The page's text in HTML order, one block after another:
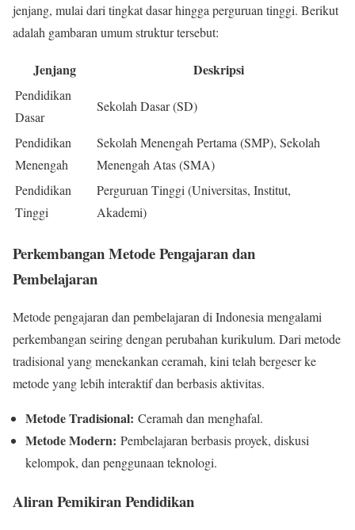
jenjang, mulai dari tingkat dasar hingga perguruan tinggi. Berikut
adalah gambaran umum struktur tersebut:
Jenjang Deskripsi
Pendidikan
Dasar
Sekolah Dasar (SD)
Pendidikan
Menengah
Sekolah Menengah Pertama (SMP), Sekolah
Menengah Atas (SMA)
Pendidikan
Tinggi
Perguruan Tinggi (Universitas, Institut,
Akademi)
Perkembangan Metode Pengajaran dan
Pembelajaran
Metode pengajaran dan pembelajaran di Indonesia mengalami
perkembangan seiring dengan perubahan kurikulum. Dari metode
tradisional yang menekankan ceramah, kini telah bergeser ke
metode yang lebih interaktif dan berbasis aktivitas.
Metode Tradisional: Ceramah dan menghafal.
Metode Modern: Pembelajaran berbasis proyek, diskusi
kelompok, dan penggunaan teknologi.
Aliran Pemikiran Pendidikan